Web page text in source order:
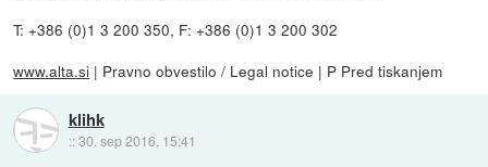
T: +386 (0)1 3 200 350, F: +386 (0)1 3 200 302
www.alta.si | Pravno obvestilo / Legal notice | P Pred tiskanjem
klihk
::30. sep 2016, 15:41